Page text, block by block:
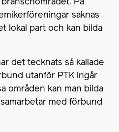
På
saknas
lokal part och kan bilda
det tecknats så kallade
utanför PTK ingår
områden kan man bilda
med förbund